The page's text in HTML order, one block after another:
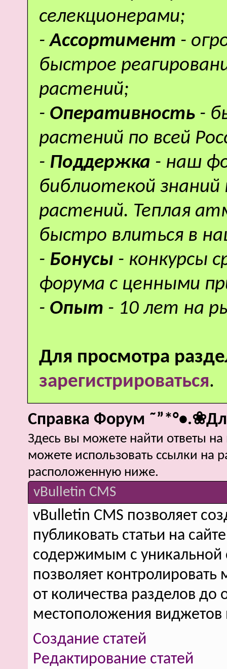
селекционерами;
-Ассортимент -
быстрое
растений;
- Оперативность -
растений по всей
- Поддержка - наш
библиотекой
растений. Теплая
быстро влиться в
- Бонусы - конкурсы
форума с ценными
- Опыт - 10 лет на
Для просмотра
зарегистрироваться.
Справка Форум
Здесь вы можете найти ответы
можете использовать ссылки на
расположенную ниже.
vBulletin CMS
vBulletin CMS позволяет
публиковать статьи на
содержимым с уникальной
позволяет
от количества разделов
местоположения виджетов
Создание статей
Редактирование статей